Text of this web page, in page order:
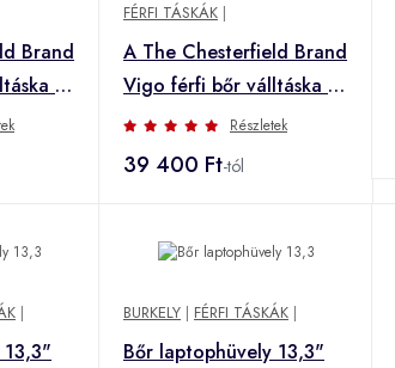
Brand
-
FÉRFI TÁSKÁK |
A The Chesterfield Brand
Vigo férfi bőr válltáska -
sötétbarna
Részletek
39 400 Ft-tól
| BURKELY | FÉRFI TÁSKÁK |
Bőr laptophüvely 13,3"